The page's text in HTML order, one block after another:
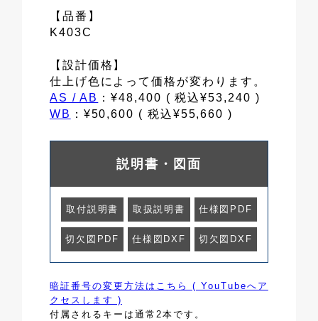
【品番】
K403C
【設計価格】
仕上げ色によって価格が変わります。
AS / AB ：¥48,400 ( 税込¥53,240 )
WB ：¥50,600 ( 税込¥55,660 )
説明書・図面
取付説明書 取扱説明書 仕様図PDF
切欠図PDF 仕様図DXF 切欠図DXF
暗証番号の変更方法はこちら ( YouTubeへア
クセスします )
付属されるキーは通常2本です。